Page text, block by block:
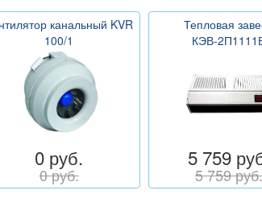
канальный KVR
100/1
0 руб.
0 руб.
Тепловая
КЭВ-
5 759
5 759 руб.